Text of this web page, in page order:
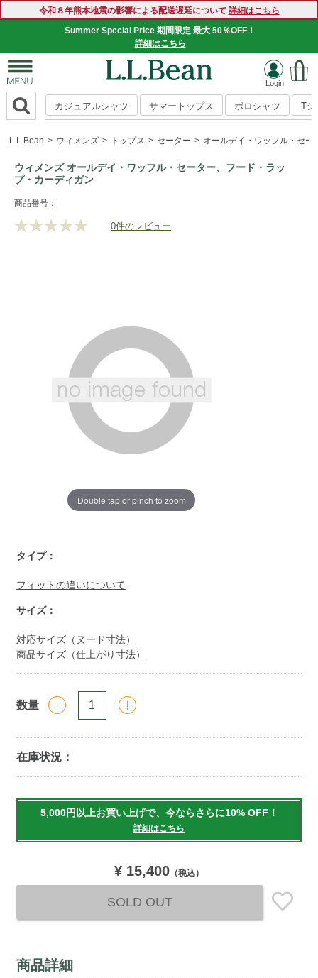
令和８年熊本地震の影響による配送遅延について 詳細はこちら
Summer Special Price 期間限定 最大 50％OFF！
詳細はこちら
カジュアルシャツ サマートップス ポロシャツ Tシ
L.L.Bean ウィメンズ トップス セーター オールデイ・ワッフル・セ
ウィメンズ オールデイ・ワッフル・セーター、フード・ラッ
プ・カーディガン
https://www.llbean.co.jp/womens/tops/sweater/g/
商品番号：
評
ジ
リ
0件のレビュー
Double tap or pinch to zoom
タイプ：
フィットの違いについて
サイズ：
対応サイズ（ヌード寸法）
商品サイズ（仕上がり寸法）
数量
在庫状況：
to
5,000円以上お買い上げで、今ならさらに10% OFF！
詳細はこちら
¥ 15,400 （税込）
SOLD OUT
商品詳細